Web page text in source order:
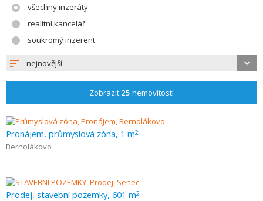
všechny inzeráty
realitní kancelář
soukromý inzerent
nejnovější
Zobrazit 25 nemovitostí
Pronájem, průmyslová zóna, 1 m2
Bernolákovo
Prodej, stavební pozemky, 601 m2